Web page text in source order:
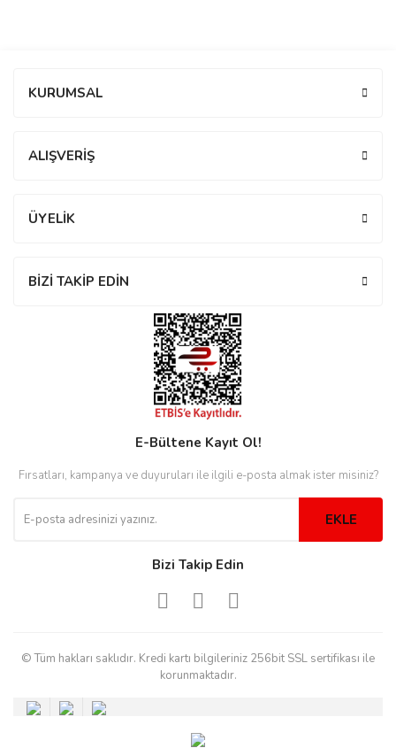
KURUMSAL
ALIŞVERİŞ
ÜYELİK
BİZİ TAKİP EDİN
E-Bültene Kayıt Ol!
Fırsatları, kampanya ve duyuruları ile ilgili e-posta almak ister misiniz?
EKLE
Bizi Takip Edin
© Tüm hakları saklıdır. Kredi kartı bilgileriniz 256bit SSL sertifikası ile
korunmaktadır.